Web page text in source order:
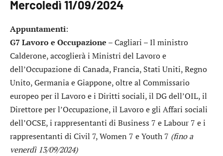
Mercoledì 11/09/2024
Appuntamenti:
G7 Lavoro e Occupazione – Cagliari – Il ministro
Calderone, accoglierà i Ministri del Lavoro e
dell’Occupazione di Canada, Francia, Stati Uniti, Regno
Unito, Germania e Giappone, oltre al Commissario
europeo per il Lavoro e i Diritti sociali, il DG dell’OIL, il
Direttore per l’Occupazione, il Lavoro e gli Affari sociali
dell’OCSE, i rappresentanti di Business 7 e Labour 7 e i
rappresentanti di Civil 7, Women 7 e Youth 7 (fino a
venerdì 13/09/2024)